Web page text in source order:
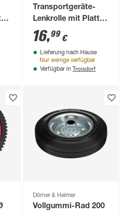
Transportgeräte-
Lenkrolle mit Platte
125 mm
16,99 €
Lieferung nach Hause
Nur wenige verfügbar
Verfügbar in Troisdorf
Dörner & Helmer
Vollgummi-Rad 200